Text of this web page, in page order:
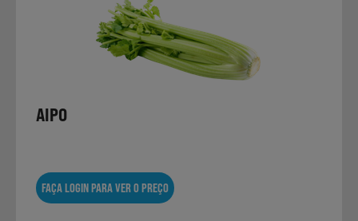
AIPO
FAÇA LOGIN PARA VER O PREÇO